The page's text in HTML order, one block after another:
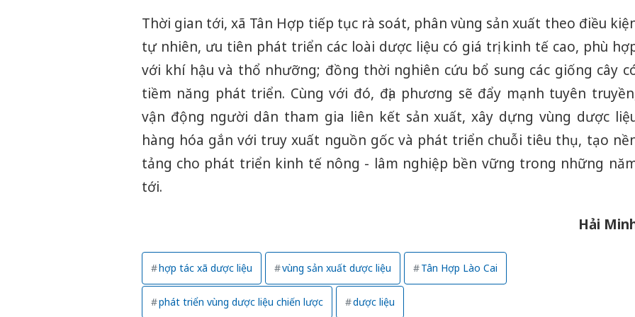
Thời gian tới, xã Tân Hợp tiếp tục rà soát, phân vùng sản xuất theo điều
tự nhiên, ưu tiên phát triển các loài dược liệu có giá trị kinh tế cao, phù
với khí hậu và thổ nhưỡng; đồng thời nghiên cứu bổ sung các giống cây
tiềm năng phát triển. Cùng với đó, địa phương sẽ đẩy mạnh tuyên
vận động người dân tham gia liên kết sản xuất, xây dựng vùng dược
hàng hóa gắn với truy xuất nguồn gốc và phát triển chuỗi tiêu thụ, tạo
tảng cho phát triển kinh tế nông - lâm nghiệp bền vững trong những
tới.
Hải
hợp tác xã dược liệu vùng sản xuất dược liệu Tân Hợp Lào Cai
phát triển vùng dược liệu chiến lược dược liệu